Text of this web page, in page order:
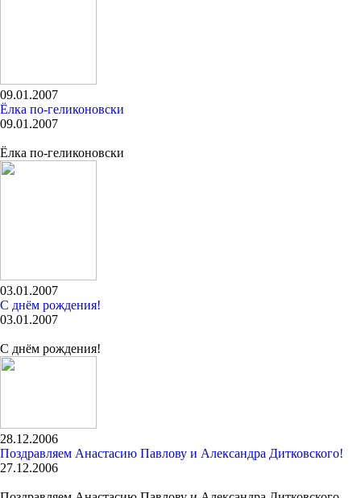
09.01.2007
Ёлка по-геликоновски
09.01.2007
Ёлка по-геликоновски
03.01.2007
С днём рождения!
03.01.2007
С днём рождения!
28.12.2006
Поздравляем Анастасию Павлову и Александра Дитковского!
27.12.2006